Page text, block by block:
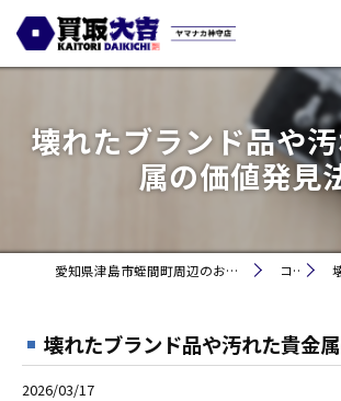
壊れたブランド品や
属の価値発見
愛知県津島市蛭間町周辺のお買取りなら買取大吉 ヤマナカ神守店 コラム 壊
壊れたブランド品や汚れた貴金
2026/03/17